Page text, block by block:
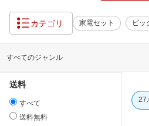
カテゴリ 家電セット ビッ
すべてのジャンル
送料
すべて
送料無料